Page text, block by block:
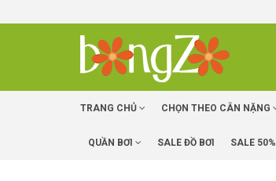
TRANG CHỦ CHỌN THEO CÂN NẶNG
QUẦN BƠI SALE ĐỒ BƠI SALE 50%